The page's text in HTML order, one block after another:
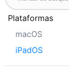
Plataformas
macOS
iPadOS